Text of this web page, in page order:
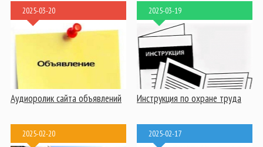
2025-03-20
Аудиоролик сайта объявлений
2025-03-19
Инструкция по охране труда
2025-02-20 2025-02-17